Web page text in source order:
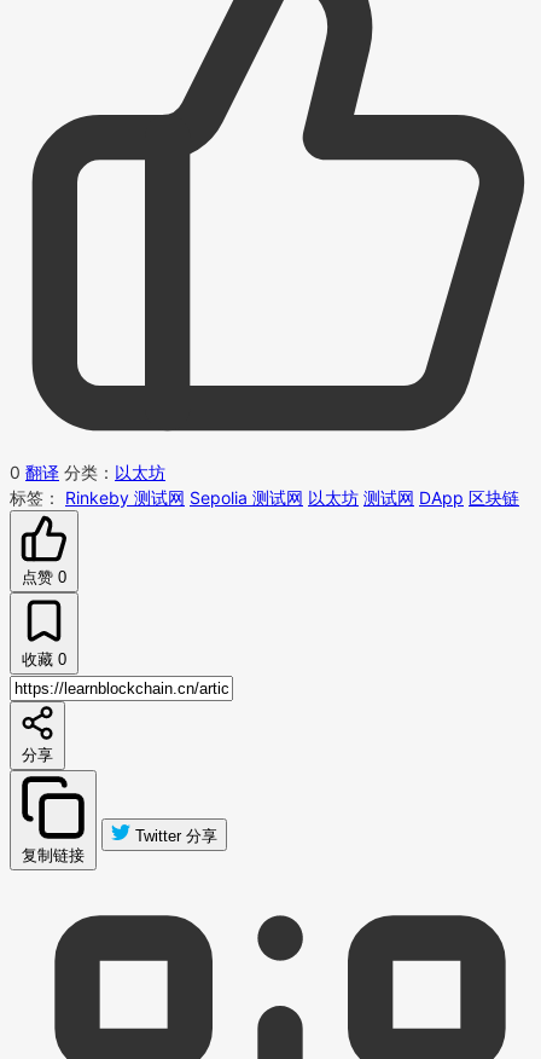
0 翻译 分类： 以太坊
标签：
Rinkeby 测试网 Sepolia 测试网 以太坊 测试网 DApp 区块链
点赞 0
收藏 0
分享
复制链接
Twitter 分享